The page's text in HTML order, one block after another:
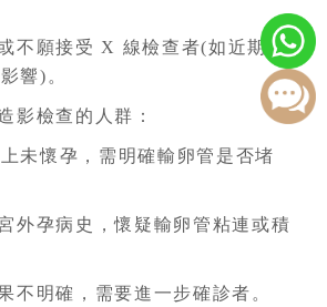
不願接受 X 線檢查者(如近期計
響)。
影檢查的人群：
未懷孕，需明確輸卵管是否堵
宮外孕病史，懷疑輸卵管粘連或積
不明確，需要進一步確診者。